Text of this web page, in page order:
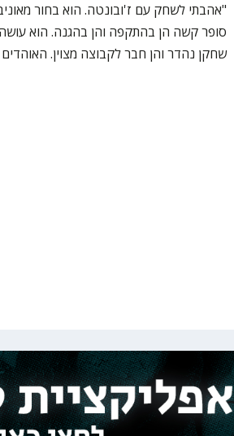
"אהבתי לשחק עם ז'ובונטה. הוא בחור
סופר קשה הן בהתקפה והן בהגנה. הוא
שחקן נהדר והן חבר לקבוצה מצוין. האוהדים